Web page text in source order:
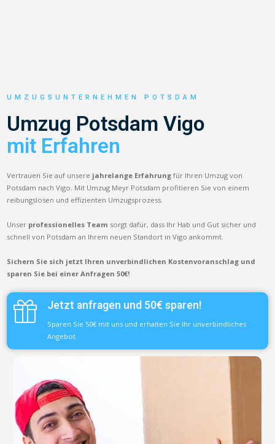
UMZUGSUNTERNEHMEN POTSDAM
Umzug Potsdam Vigo
mit Erfahren
Vertrauen Sie auf unsere jahrelange Erfahrung für Ihren Umzug von
Potsdam nach Vigo. Mit Umzug Meyr Potsdam profitieren Sie von einem
reibungslosen und effizienten Umzugsprozess.
Unser professionelles Team sorgt dafür, dass Ihr Hab und Gut sicher und
schnell von Potsdam an Ihrem neuen Standort in Vigo ankommt.
Sichern Sie sich jetzt Ihren unverbindlichen Kostenvoranschlag und
sparen Sie bei einer Anfragen 50€!
Jetzt anfragen und 50€ sparen!
Sparen Sie 50€ mit uns und erhalten Sie Ihr unverbindliches
Angebot.